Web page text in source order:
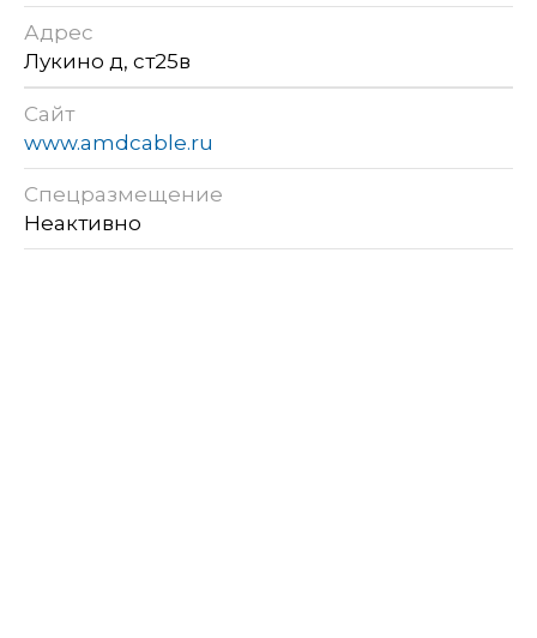
Адрес
Лукино д, ст25в
Сайт
www.amdcable.ru
Спецразмещение
Неактивно